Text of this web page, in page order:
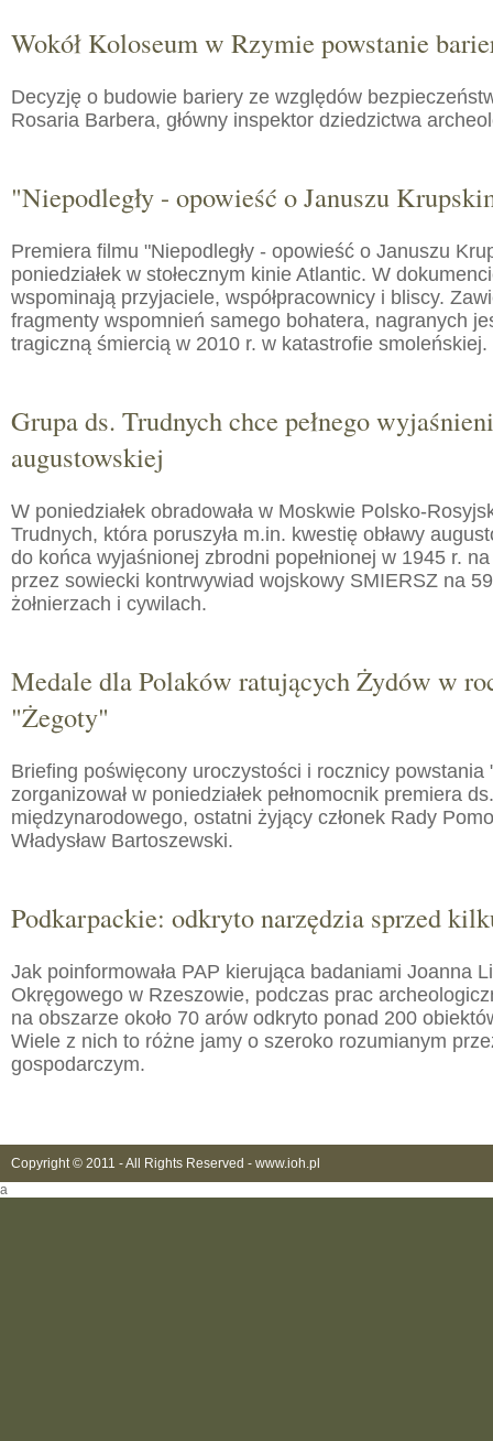
Wokół Koloseum w Rzymie powstanie
Decyzję o budowie bariery ze względów
Rosaria Barbera, główny inspektor dziedzictwa
"Niepodległy - opowieść o Januszu
Premiera filmu "Niepodległy - opowieść o Januszu
poniedziałek w stołecznym kinie Atlantic. W
wspominają przyjaciele, współpracownicy i bliscy.
fragmenty wspomnień samego bohatera, nagranych
tragiczną śmiercią w 2010 r. w katastrofie smoleńskiej.
Grupa ds. Trudnych chce pełnego
augustowskiej
W poniedziałek obradowała w Moskwie Polsko-
Trudnych, która poruszyła m.in. kwestię obławy
do końca wyjaśnionej zbrodni popełnionej w 1945 r.
przez sowiecki kontrwywiad wojskowy SMIERSZ na
żołnierzach i cywilach.
Medale dla Polaków ratujących Żydów w
"Żegoty"
Briefing poświęcony uroczystości i rocznicy powstania
zorganizował w poniedziałek pełnomocnik premiera
międzynarodowego, ostatni żyjący członek Rady
Władysław Bartoszewski.
Podkarpackie: odkryto narzędzia sprzed
Jak poinformowała PAP kierująca badaniami Joanna
Okręgowego w Rzeszowie, podczas prac
na obszarze około 70 arów odkryto ponad 200
Wiele z nich to różne jamy o szeroko rozumianym
gospodarczym.
Copyright © 2011 - All Rights Reserved - www.ioh.pl
a